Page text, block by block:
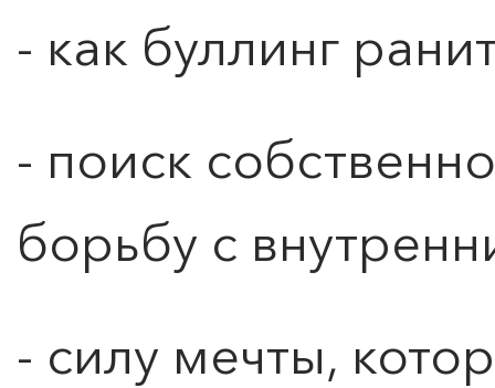
- как буллинг
- поиск
борьбу с
- силу мечты,